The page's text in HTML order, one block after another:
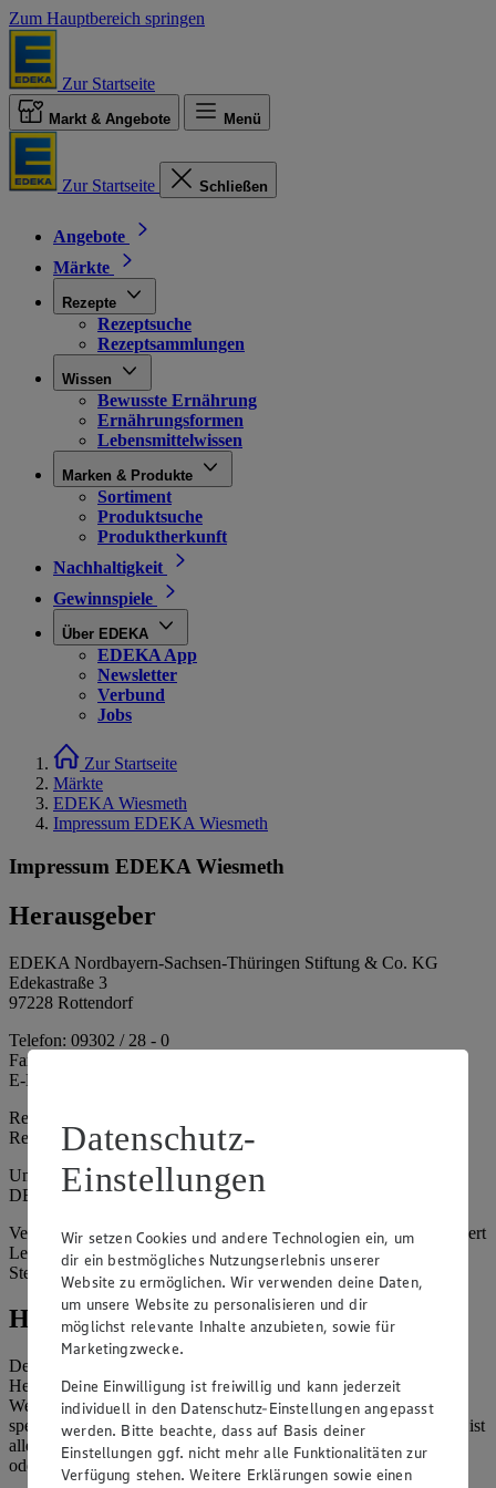
Zum Hauptbereich springen
Zur Startseite
Markt & Angebote Menü
Zur Startseite Schließen
Angebote
Märkte
Rezepte
Rezeptsuche
Rezeptsammlungen
Wissen
Bewusste Ernährung
Ernährungsformen
Lebensmittelwissen
Marken & Produkte
Sortiment
Produktsuche
Produktherkunft
Nachhaltigkeit
Gewinnspiele
Über EDEKA
EDEKA App
Newsletter
Verbund
Jobs
Zur Startseite
Märkte
EDEKA Wiesmeth
Impressum EDEKA Wiesmeth
Impressum EDEKA Wiesmeth
Herausgeber
EDEKA Nordbayern-Sachsen-Thüringen Stiftung & Co. KG
Edekastraße 3
97228 Rottendorf
Telefon: 09302 / 28 - 0
Fax: 09302 / 28 - 214
E-Mail: info@edeka.de
Registergericht: Amtsgericht Würzburg
Registernummer: HRA 6164
Umsatzsteuer-Identifikationsnummer gem. § 27a UStG:
DE261968694
Vertretungsberechtigte: Sebastian Kohrmann (Geschäftsführer), Gert
Lehmann (Geschäftsführer), Christian Remy (Geschäftsführer),
Stefan Legat (Vorstandsvorsitzender)
Hinweise
Der Inhalt dieser Website ist urheberrechtlich geschützt. Der
Herausgeber gewährt Ihnen jedoch das Recht, den auf dieser
Website bereitgestellten Text ganz oder ausschnittsweise zu
speichern und zu vervielfältigen. Aus Gründen des Urheberrechts ist
allerdings die Speicherung und Vervielfältigung von Bildmaterial
oder Grafiken aus dieser Website nicht gestattet.
Datenschutz-
Einstellungen
Wir setzen Cookies und andere Technologien ein, um
dir ein bestmögliches Nutzungserlebnis unserer
Website zu ermöglichen. Wir verwenden deine Daten,
um unsere Website zu personalisieren und dir
möglichst relevante Inhalte anzubieten, sowie für
Marketingzwecke.
Deine Einwilligung ist freiwillig und kann jederzeit
individuell in den Datenschutz-Einstellungen angepasst
werden. Bitte beachte, dass auf Basis deiner
Einstellungen ggf. nicht mehr alle Funktionalitäten zur
Verfügung stehen. Weitere Erklärungen sowie einen